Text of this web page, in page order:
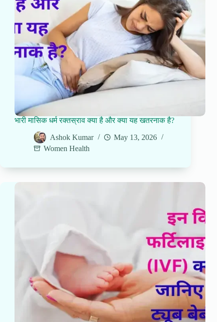
भारी मासिक धर्म रक्तस्राव क्या है और क्या यह खतरनाक है?
Ashok Kumar
May 13, 2026
Women Health